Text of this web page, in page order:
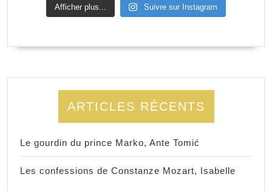
Afficher plus... Suivre sur Instagram
ARTICLES RÉCENTS
Le gourdin du prince Marko, Ante Tomić
Les confessions de Constanze Mozart, Isabelle